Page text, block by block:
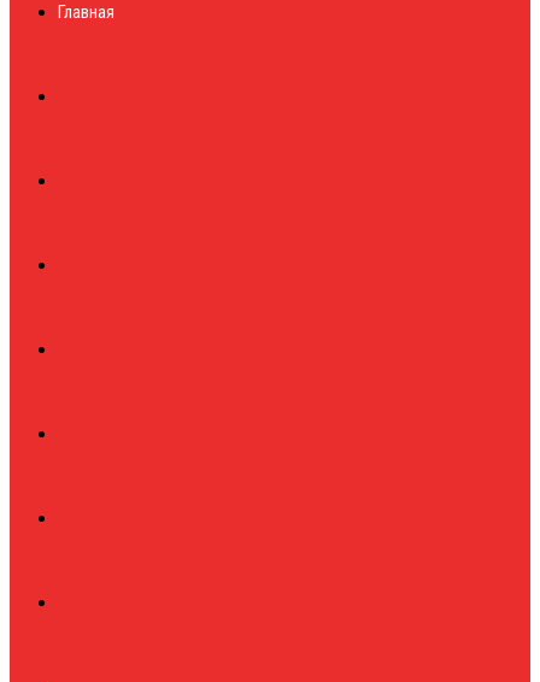
журналГлавная